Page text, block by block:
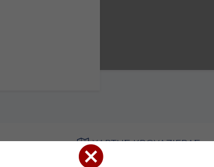
ΧΑΡΤΗΣ ΚΡΟΥΑΖΙΕΡΑΣ